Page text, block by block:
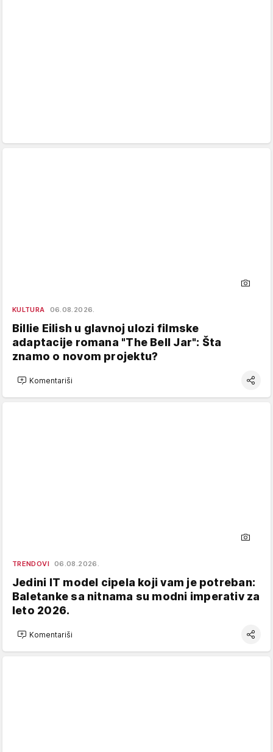
KULTURA 06.08.2026.
Billie Eilish u glavnoj ulozi filmske
adaptacije romana "The Bell Jar": Šta
znamo o novom projektu?
Komentariši
TRENDOVI 06.08.2026.
Jedini IT model cipela koji vam je potreban:
Baletanke sa nitnama su modni imperativ za
leto 2026.
Komentariši